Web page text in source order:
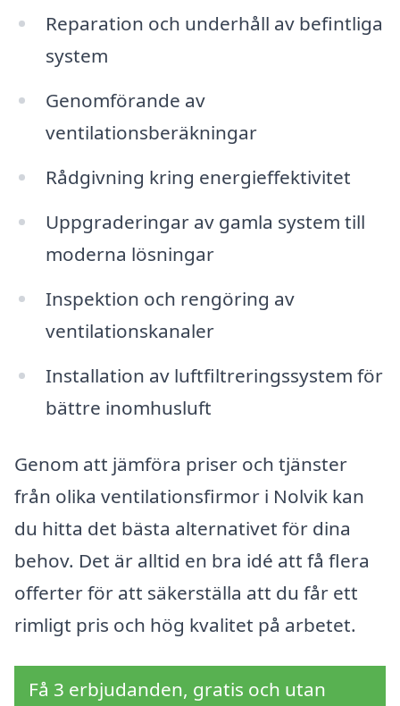
Reparation och underhåll av befintliga
system
Genomförande av
ventilationsberäkningar
Rådgivning kring energieffektivitet
Uppgraderingar av gamla system till
moderna lösningar
Inspektion och rengöring av
ventilationskanaler
Installation av luftfiltreringssystem för
bättre inomhusluft
Genom att jämföra priser och tjänster
från olika ventilationsfirmor i Nolvik kan
du hitta det bästa alternativet för dina
behov. Det är alltid en bra idé att få flera
offerter för att säkerställa att du får ett
rimligt pris och hög kvalitet på arbetet.
Få 3 erbjudanden, gratis och utan